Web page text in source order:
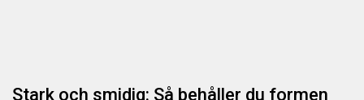
Stark och smidig: Så behåller du formen